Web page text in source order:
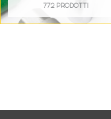
772 PRODOTTI